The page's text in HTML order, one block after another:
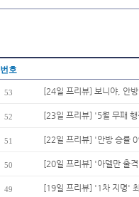
번호
53 [24일 프리뷰] 보니야, 안
52 [23일 프리뷰] '5월 무패
51 [22일 프리뷰] '안방 승률
50 [20일 프리뷰] '아델만 출
49 [19일 프리뷰] '1차 지명'